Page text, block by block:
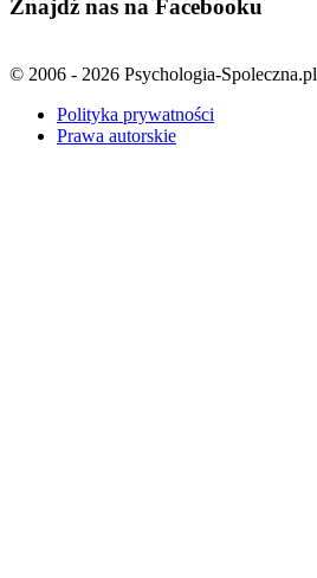
Znajdź nas na Facebooku
© 2006 - 2026 Psychologia-Spoleczna.pl
Polityka prywatności
Prawa autorskie